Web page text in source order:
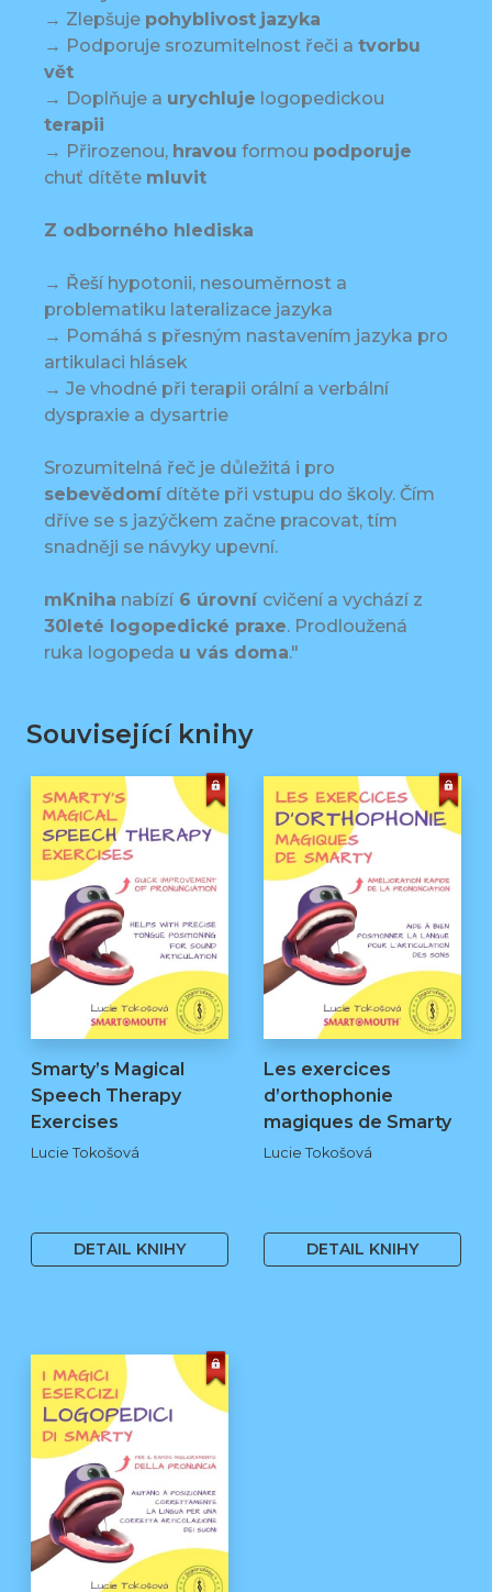
→ Zlepšuje pohyblivost jazyka
→ Podporuje srozumitelnost řeči a tvorbu
vět
→ Doplňuje a urychluje logopedickou
terapii
→ Přirozenou, hravou formou podporuje
chuť dítěte mluvit
Z odborného hlediska
→ Řeší hypotonii, nesouměrnost a
problematiku lateralizace jazyka
→ Pomáhá s přesným nastavením jazyka pro
artikulaci hlásek
→ Je vhodné při terapii orální a verbální
dyspraxie a dysartrie
Srozumitelná řeč je důležitá i pro
sebevědomí dítěte při vstupu do školy. Čím
dříve se s jazýčkem začne pracovat, tím
snadněji se návyky upevní.
mKniha nabízí6 úrovní cvičení a vychází z
30leté logopedické praxe. Prodloužená
ruka logopeda u vás doma."
Související knihy
Smarty’s Magical
Speech Therapy
Exercises
Lucie Tokošová
DETAIL KNIHY
Les exercices
d’orthophonie
magiques de Smarty
Lucie Tokošová
DETAIL KNIHY